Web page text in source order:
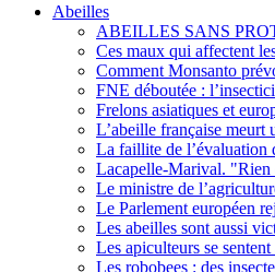
Abeilles
ABEILLES SANS
Ces maux qui affectent
Comment Monsanto
FNE déboutée :
Frelons asiatiques et
L’abeille française meurt
La faillite de l’évaluation
Lacapelle-Marival. "Rien
Le ministre de
Le Parlement européen
Les abeilles sont aussi
Les apiculteurs se
Les robobees : des